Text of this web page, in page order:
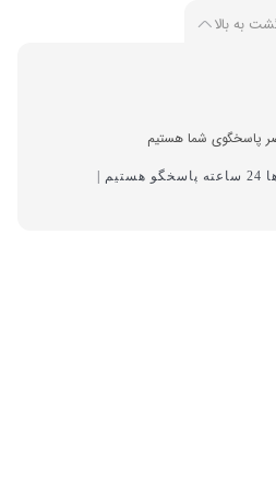
به بالا
در پیام رسان ها 24 ساعته پاسخگو هستیم |